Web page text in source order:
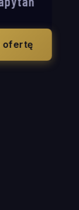
ofertę